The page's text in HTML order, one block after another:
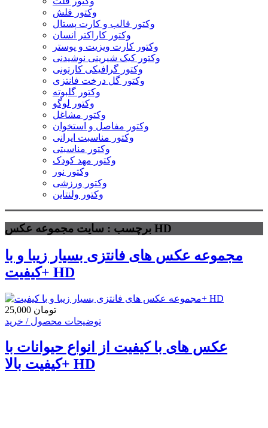
وکتور فلش
وکتور قالب و کارت پستال
وکتور کاراکتر انسان
وکتور کارت ویزیت و پوستر
وکتور کیک شیرینی نوشیدنی
وکتور گرافیکی کارتونی
وکتور گل درخت فانتزی
وکتور گلبوته
وکتور لوگو
وکتور مشاغل
وکتور مفاصل و استخوان
وکتور مناسبت ایرانی
وکتور مناسبتی
وکتور مهد کودک
وکتور نور
وکتور ورزشی
وکتور ولنتاین
برچسب : سایت مجموعه عکس HD
مجموعه عکس های فانتزی بسیار زیبا و با
کیفیت+ HD
25,000 تومان
توضیحات محصول / خرید
عکس های با کیفیت از انواع حیوانات با
کیفیت بالا+ HD